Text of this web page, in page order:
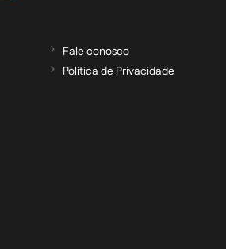
Fale conosco
Política de Privacidade